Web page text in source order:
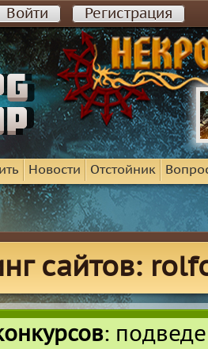
Войти Регистрация
Новости Отстойник
сайтов:
: